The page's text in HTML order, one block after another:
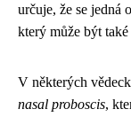
určuje, že se jedná
který může být
V některých
nasal proboscis,